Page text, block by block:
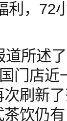
利，72
道所述
门店近
刷新
饮仍